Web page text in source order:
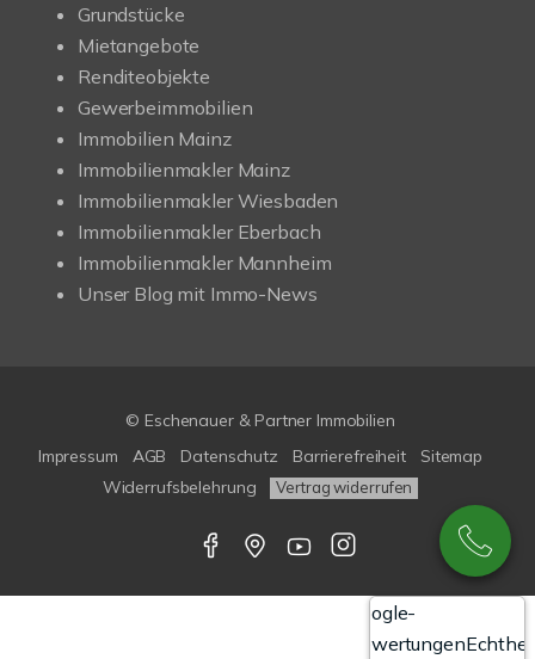
Grundstücke
Mietangebote
Renditeobjekte
Gewerbeimmobilien
Immobilien Mainz
Immobilienmakler Mainz
Immobilienmakler Wiesbaden
Immobilienmakler Eberbach
Immobilienmakler Mannheim
Unser Blog mit Immo-News
© Eschenauer & Partner Immobilien
Impressum
AGB Datenschutz Barrierefreiheit
Sitemap
Widerrufsbelehrung
Vertrag widerrufen
Google-
Bewertungen